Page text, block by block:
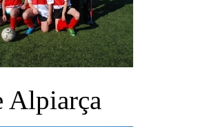
Alpiarça